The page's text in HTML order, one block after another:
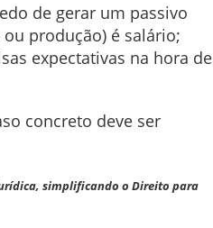
de gerar um passivo
produção) é salário;
expectativas na hora de
concreto deve ser
simplificando o Direito para